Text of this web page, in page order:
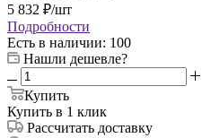
5 832 ₽/шт
Подробности
Есть в наличии: 100
Нашли дешевле?
Купить
Купить в 1 клик
Рассчитать доставку